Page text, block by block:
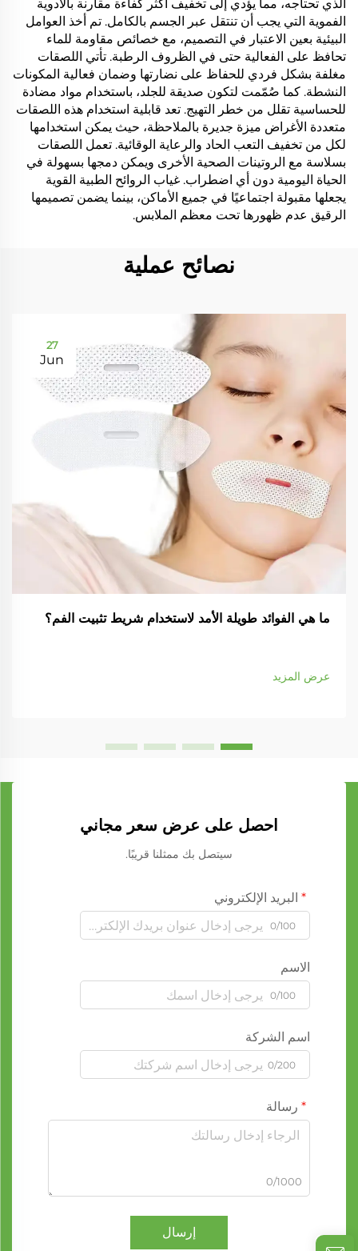
الذي تحتاجه، مما يؤدي إلى تخفيف أكثر كفاءة مقارنة بالأدوية
الفموية التي يجب أن تنتقل عبر الجسم بالكامل. تم أخذ العوامل
البيئية بعين الاعتبار في التصميم، مع خصائص مقاومة للماء
تحافظ على الفعالية حتى في الظروف الرطبة. تأتي اللصقات
مغلفة بشكل فردي للحفاظ على نضارتها وضمان فعالية المكونات
النشطة. كما صُمّمت لتكون صديقة للجلد، باستخدام مواد مضادة
للحساسية تقلل من خطر التهيج. تعد قابلية استخدام هذه اللصقات
متعددة الأغراض ميزة جديرة بالملاحظة، حيث يمكن استخدامها
لكل من تخفيف التعب الحاد والرعاية الوقائية. تعمل اللصقات
بسلاسة مع الروتينات الصحية الأخرى ويمكن دمجها بسهولة في
الحياة اليومية دون أي اضطراب. غياب الروائح الطبية القوية
يجعلها مقبولة اجتماعيًا في جميع الأماكن، بينما يضمن تصميمها
الرقيق عدم ظهورها تحت معظم الملابس.
نصائح عملية
27
Jun
ما هي الفوائد طويلة الأمد لاستخدام شريط تثبيت الفم؟
عرض المزيد
احصل على عرض سعر مجاني
سيتصل بك ممثلنا قريبًا.
البريد الإلكتروني
0/100
الاسم
0/100
اسم الشركة
0/200
رسالة
0/1000
إرسال